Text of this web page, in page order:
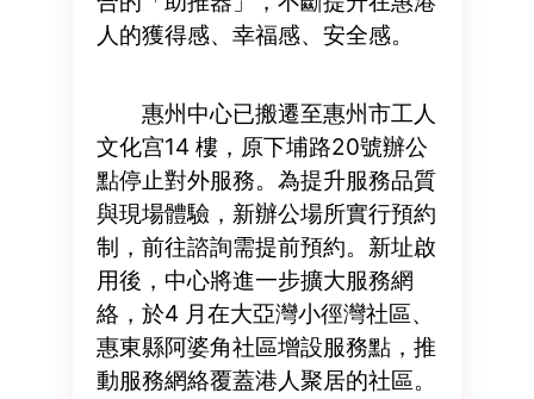
人的獲得感、幸福感、安全感。
惠州中心已搬遷至惠州市工人
文化宫14 樓，原下埔路20號辦公
點停止對外服務。為提升服務品質
與現場體驗，新辦公場所實行預約
制，前往諮詢需提前預約。新址啟
用後，中心將進一步擴大服務網
絡，於4 月在大亞灣小徑灣社區、
惠東縣阿婆角社區增設服務點，推
動服務網絡覆蓋港人聚居的社區。